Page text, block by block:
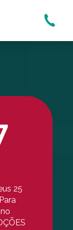
tratamento?
DualMode®
De Pele Por
25